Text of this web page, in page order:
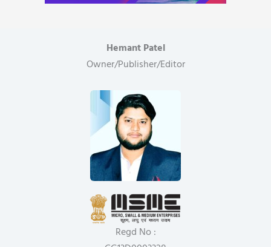
Hemant Patel
Owner/Publisher/Editor
Regd No :